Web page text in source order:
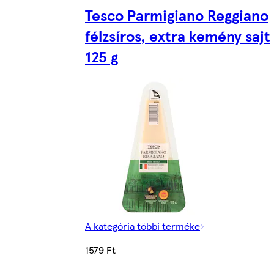
Tesco Parmigiano Reggiano
félzsíros, extra kemény sajt
125 g
A kategória többi terméke
1579 Ft